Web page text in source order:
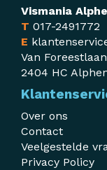
Vismania
T 017-2491772
E
Van
2404 HC
Over ons
Contact
Veelgestelde
Privacy Policy